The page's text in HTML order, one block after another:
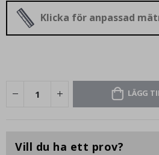
Klicka för anpassad
LÄGG
Vill du ha ett prov?